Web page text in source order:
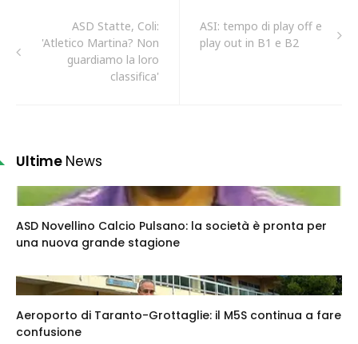
ASD Statte, Coli:
'Atletico Martina? Non
guardiamo la loro
classifica'
ASI: tempo di play off e
play out in B1 e B2
Ultime News
ASD Novellino Calcio Pulsano: la società è pronta per
una nuova grande stagione
Aeroporto di Taranto-Grottaglie: il M5S continua a fare
confusione